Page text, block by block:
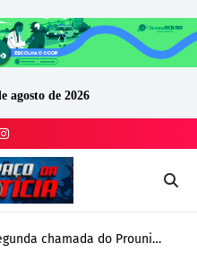
agosto de 2026
chamada do Prouni